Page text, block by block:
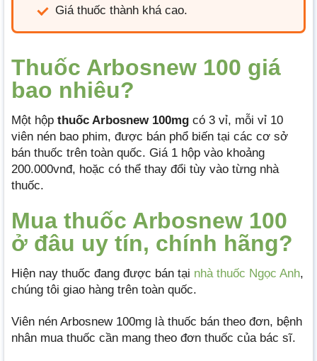
Giá thuốc thành khá cao.
Thuốc Arbosnew 100 giá
bao nhiêu?
Một hộp thuốc Arbosnew 100mg có 3 vỉ, mỗi vỉ 10
viên nén bao phim, được bán phổ biến tại các cơ sở
bán thuốc trên toàn quốc. Giá 1 hộp vào khoảng
200.000vnđ, hoặc có thể thay đổi tùy vào từng nhà
thuốc.
Mua thuốc Arbosnew 100
ở đâu uy tín, chính hãng?
Hiện nay thuốc đang được bán tại nhà thuốc Ngọc Anh,
chúng tôi giao hàng trên toàn quốc.
Viên nén Arbosnew 100mg là thuốc bán theo đơn, bệnh
nhân mua thuốc cần mang theo đơn thuốc của bác sĩ.